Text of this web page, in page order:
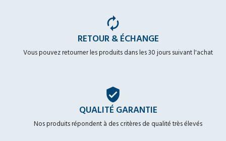
autorenew
RETOUR & ÉCHANGE
Vous pouvez retourner les produits dans les 30 jours suivant l'achat
verified_user
QUALITÉ GARANTIE
Nos produits répondent à des critères de qualité très élevés